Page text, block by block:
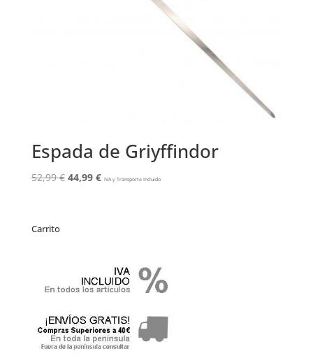
Espada de Griyffindor
52,99€ El
44,99 €ElIVA y Transporte Incluido
Carrito